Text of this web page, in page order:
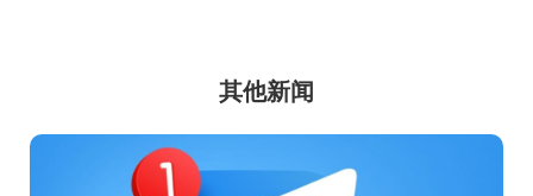
其他新闻